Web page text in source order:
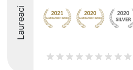
Laureaci